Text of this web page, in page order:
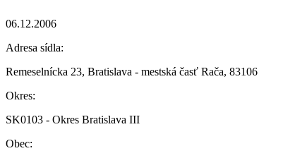
06.12.2006
Adresa sídla:
Remeselnícka 23, Bratislava - mestská časť Rača, 83106
Okres:
SK0103 - Okres Bratislava III
Obec: